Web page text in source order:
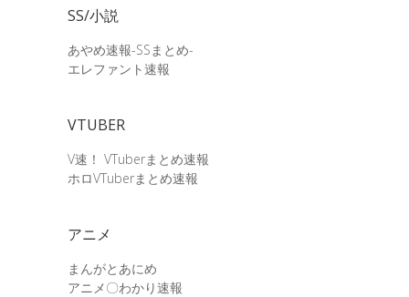
SS/小説
あやめ速報-SSまとめ-
エレファント速報
VTUBER
V速！ VTuberまとめ速報
ホロVTuberまとめ速報
アニメ
まんがとあにめ
アニメ〇わかり速報